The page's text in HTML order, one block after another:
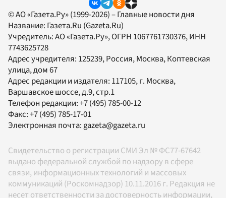
© АО «Газета.Ру» (1999-2026) – Главные новости дня
Название: Газета.Ru (Gazeta.Ru)
Учредитель:АО «Газета.Ру», ОГРН 1067761730376, ИНН
7743625728
Адрес учредителя: 125239, Россия, Москва, Коптевская
улица, дом 67
Адрес редакции и издателя: 117105, г. Москва,
Варшавское шоссе, д.9, стр.1
Телефон редакции:+7 (495) 785-00-12
Факс:+7 (495) 785-17-01
Электронная почта: gazeta@gazeta.ru
Свидетельство о регистрации СМИ Эл № ФС77-67642
выдано федеральной службой по надзору в сфере
связи, информационных технологий и массовых
коммуникаций (Роскомнадзор) 10.11.2016 г. Редакция не
несет ответственности за достоверность информации,